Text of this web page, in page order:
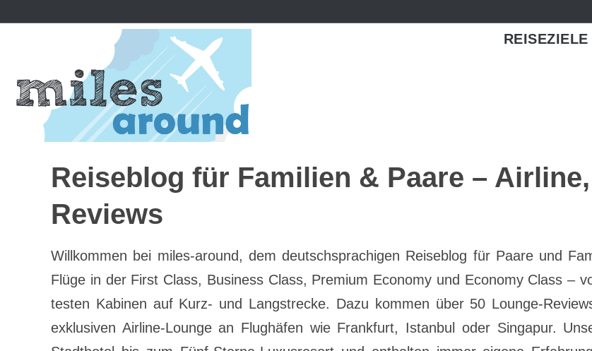
Inhalt
REISEZIELE
Reiseblog für Familien & Paare –
Reviews
Willkommen bei miles-around, dem deutschsprachigen Reiseblog für Paare und
Flüge in der First Class, Business Class, Premium Economy und Economy Class –
testen Kabinen auf Kurz- und Langstrecke. Dazu kommen über 50 Lounge-
exklusiven Airline-Lounge an Flughäfen wie Frankfurt, Istanbul oder Singapur.